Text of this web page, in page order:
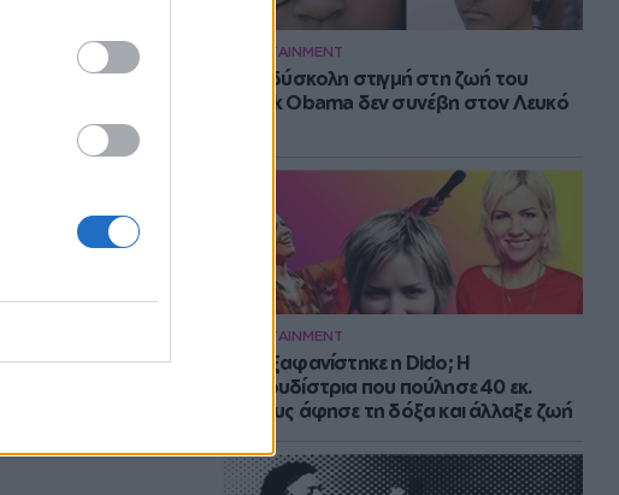
ENTERTAINMENT
Η πιο δύσκολη στιγμή στη ζωή του
Barack Obama δεν συνέβη στον Λευκό
ENTERTAINMENT
Πού εξαφανίστηκε η Dido; Η
τραγουδίστρια που πούλησε 40 εκ.
δίσκους άφησε τη δόξα και άλλαξε ζωή